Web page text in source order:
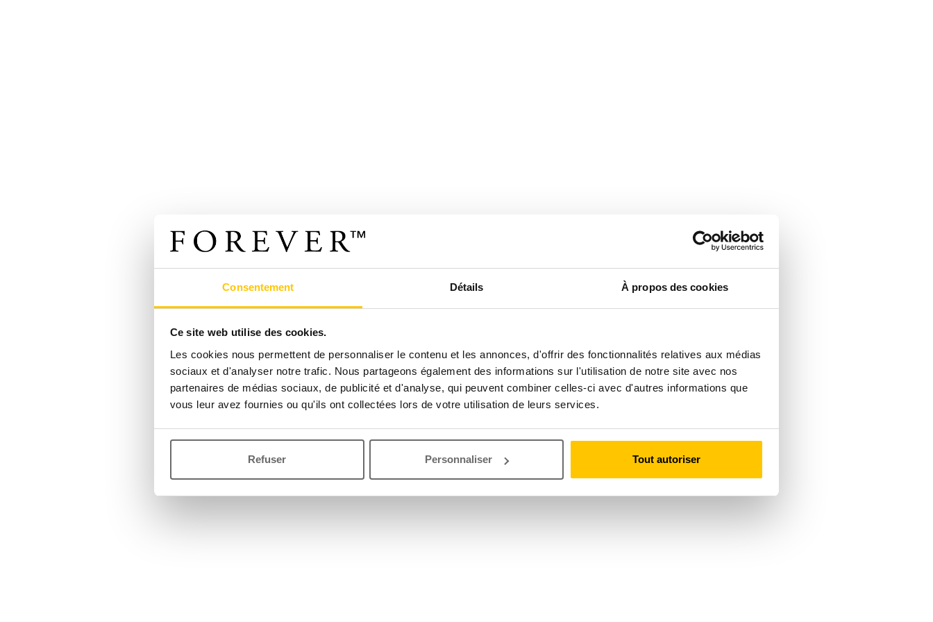
Consentement Détails À propos des cookies
Ce site web utilise des cookies.
Les cookies nous permettent de personnaliser le contenu et les annonces, d'offrir des fonctionnalités relatives aux médias
sociaux et d'analyser notre trafic. Nous partageons également des informations sur l'utilisation de notre site avec nos
partenaires de médias sociaux, de publicité et d'analyse, qui peuvent combiner celles-ci avec d'autres informations que
vous leur avez fournies ou qu'ils ont collectées lors de votre utilisation de leurs services.
Refuser Personnaliser Tout autoriser